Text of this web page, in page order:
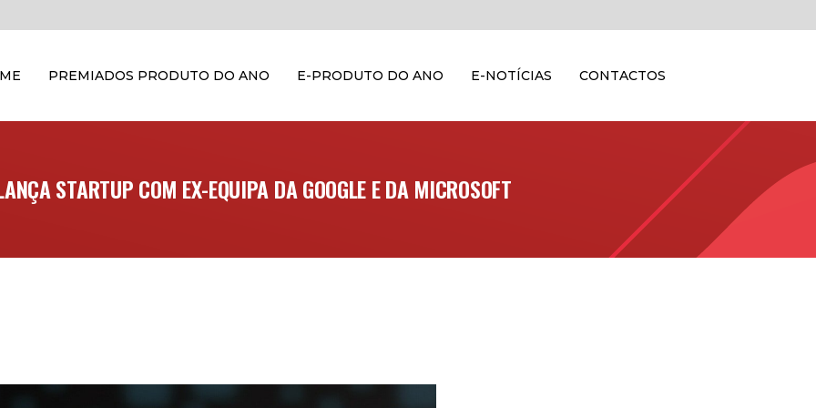
PREMIADOS PRODUTO DO ANO E-PRODUTO DO ANO E-NOTÍCIAS CONTACTOS
STARTUP COM EX-EQUIPA DA GOOGLE E DA MICROSOFT